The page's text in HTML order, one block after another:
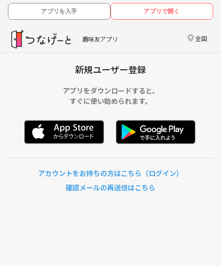
アプリを入手 アプリで開く
趣味友アプリ 全国
新規ユーザー登録
アプリをダウンロードすると、
すぐに使い始められます。
アカウントをお持ちの方はこちら（ログイン）
確認メールの再送信はこちら